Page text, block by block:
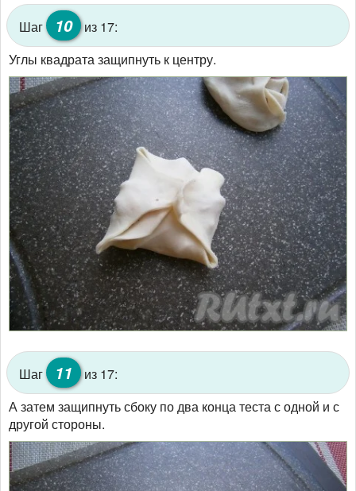
Шаг 10 из 17:
Углы квадрата защипнуть к центру.
Шаг 11 из 17:
А затем защипнуть сбоку по два конца теста с одной и с
другой стороны.